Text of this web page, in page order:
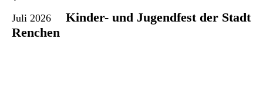
Juli 2026 Kinder- und Jugendfest der Stadt
Renchen